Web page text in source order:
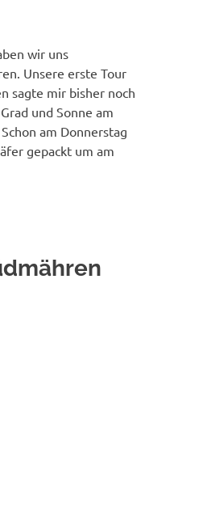
2018
wir uns
Unsere erste Tour
sagte mir bisher noch
und Sonne am
am Donnerstag
gepackt um am